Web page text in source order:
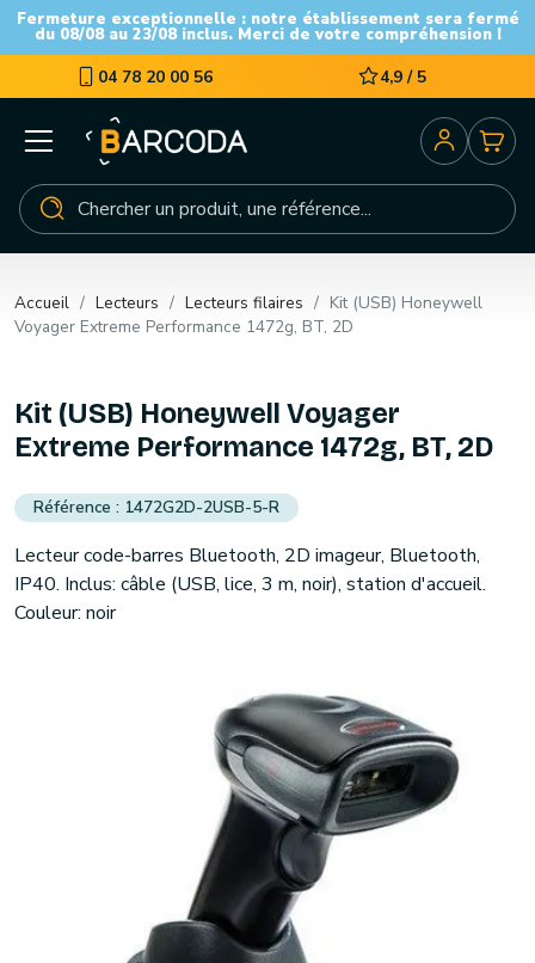
Fermeture exceptionnelle : notre établissement sera fermé
du 08/08 au 23/08 inclus. Merci de votre compréhension !
04 78 20 00 56 4,9 / 5
Accueil Lecteurs Lecteurs filaires
Kit (USB) Honeywell
Voyager Extreme Performance 1472g, BT, 2D
Kit (USB) Honeywell Voyager
Extreme Performance 1472g, BT, 2D
1472G2D-2USB-5-R
Lecteur code-barres Bluetooth, 2D imageur, Bluetooth,
IP40. Inclus: câble (USB, lice, 3 m, noir), station d'accueil.
Couleur: noir